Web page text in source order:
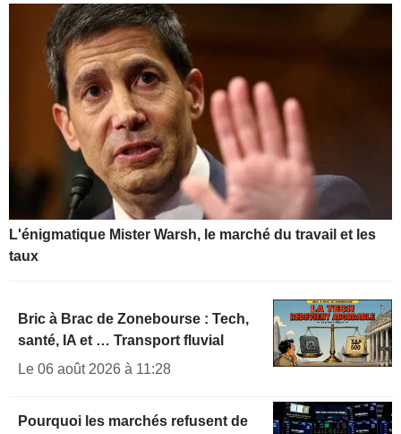
L'énigmatique Mister Warsh, le marché du travail et les
taux
Bric à Brac de Zonebourse : Tech,
santé, IA et … Transport fluvial
Le 06 août 2026 à 11:28
Pourquoi les marchés refusent de